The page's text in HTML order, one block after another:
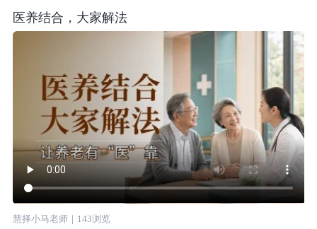
医养结合，大家解法
慧择小马老师｜ 143浏览